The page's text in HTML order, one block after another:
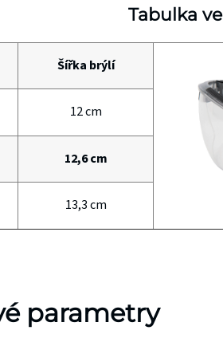
Tabulka
Šířka brýlí
12 cm
12,6 cm
13,3 cm
parametry